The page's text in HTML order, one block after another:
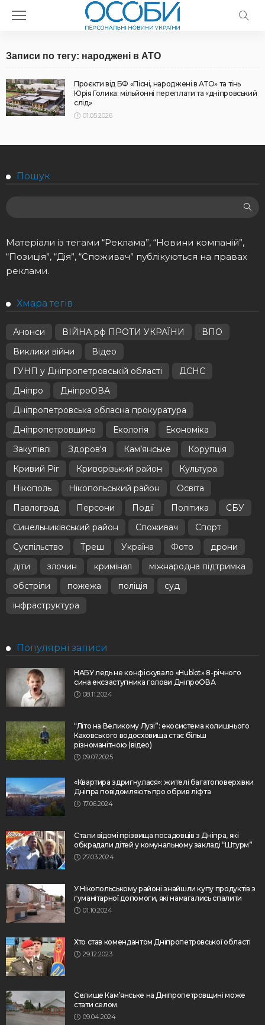
Записи по тегу: народжені в АТО
Проєкти від БФ «Пісні, народжені в АТО» та тінь
Юрія Голика: мільйонні переплати та «дніпровський
слід»
01.05.2026
Пошук
Матеріали із тегами “Реклама”, “Новини компаній”,
“Позиція”, “Дія”, “Споживач” публікуються на правах
реклами.
Хмара тегів
Анонси ВІЙНА рф ПРОТИ УКРАЇНИ
ВПО
Виклики війни
Відео
ГУНП у Дніпропетровській області
ДСНС
Дніпро
ДніпроОВА
Дніпропетровська обласна прокуратура
Дніпропетровщина
Екологія
Економіка
Закупівлі
Здоров'я Кам’янське
Корупція
Кривий Ріг
Криворізький район
Культура
Нікополь
Нікопольський район
Освіта
Павлоград
Персони Події Політика
СБУ
Синельниківський район
Споживач
Спорт
Суспільство
Треш Україна Фото
дрони
діти
злочин кримінал
міжнародна підтримка
обстріли
пожежа поліція
суд
інфраструктура
Популярні записи
НАБУ ледь не конфіскувало «Hublot» 8-річного
сина ексзаступника голови ДніпроОВА
08.11.2024
“Літо на Великому Лузі”: екосистема колишнього
Каховського водосховища стає більш
різноманітною (відео)
09.07.2025
«Квартира здригнулася»: жителі багатоповерхівки
Дніпра повідомляють про обрив ліфта
17.06.2024
Стали відомі прізвища посадовців з Дніпра, які
обкрадали дітей у комунальному закладі “Штурм”
27.03.2024
У Нікопольському районі знайшли купу продуктів з
гуманітарної допомоги, які намагались спалити
01.10.2024
Хто став комендантом Дніпропетровської області
29.12.2023
Селище Кам’янське на Дніпропетровщині може
стати селом
09.04.2024